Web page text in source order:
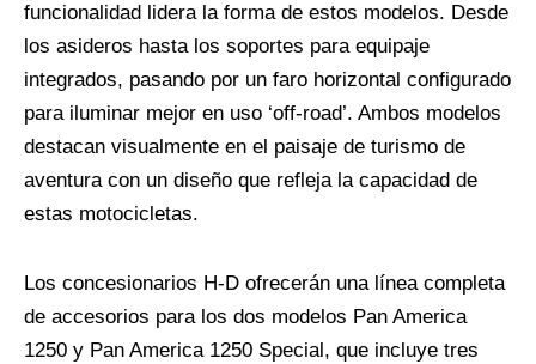
funcionalidad lidera la forma de estos modelos. Desde
los asideros hasta los soportes para equipaje
integrados, pasando por un faro horizontal configurado
para iluminar mejor en uso ‘off-road’. Ambos modelos
destacan visualmente en el paisaje de turismo de
aventura con un diseño que refleja la capacidad de
estas motocicletas.
Los concesionarios H-D ofrecerán una línea completa
de accesorios para los dos modelos Pan America
1250 y Pan America 1250 Special, que incluye tres